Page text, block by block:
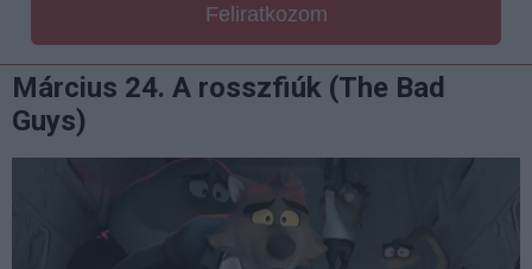
Feliratkozom
Március 24. A rosszfiúk (The Bad
Guys)